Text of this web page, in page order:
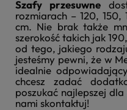
Szafy przesuwne
rozmiarach – 120,
cm. Nie brak także
szerokość takich jak
od tego, jakiego
jesteśmy pewni, że w
idealnie
chcesz zadać
poszukać najlepszej
nami skontaktuj!